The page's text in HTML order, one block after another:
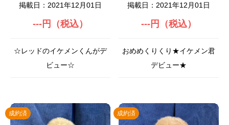
掲載日：2021年12月01日
---円（税込）
☆レッドのイケメンくんがデ
ビュー☆
掲載日：2021年12月01日
---円（税込）
おめめくりくり★イケメン君
デビュー★
成約済 成約済